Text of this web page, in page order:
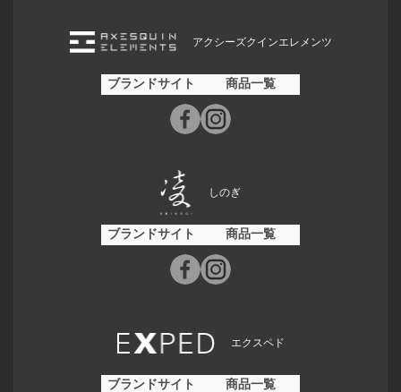
アクシーズクインエレメンツ
ブランドサイト 商品一覧
しのぎ
ブランドサイト 商品一覧
エクスペド
ブランドサイト 商品一覧